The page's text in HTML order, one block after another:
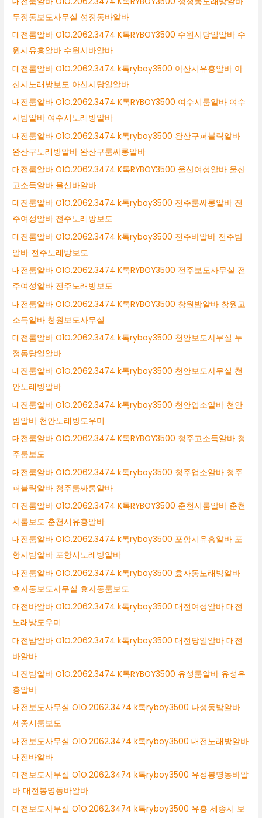
두정동보도사무실 성정동바알바
대전룸알바 O1O.2062.3474 K톡RYBOY3500 수원시당일알바 수
원시유흥알바 수원시바알바
대전룸알바 O1O.2062.3474 k톡ryboy3500 아산시유흥알바 아
산시노래방보도 아산시당일알바
대전룸알바 O1O.2062.3474 K톡RYBOY3500 여수시룸알바 여수
시밤알바 여수시노래방알바
대전룸알바 O1O.2062.3474 k톡ryboy3500 완산구퍼블릭알바
완산구노래방알바 완산구룸싸롱알바
대전룸알바 O1O.2062.3474 K톡RYBOY3500 울산여성알바 울산
고소득알바 울산바알바
대전룸알바 O1O.2062.3474 k톡ryboy3500 전주룸싸롱알바 전
주여성알바 전주노래방보도
대전룸알바 O1O.2062.3474 k톡ryboy3500 전주바알바 전주밤
알바 전주노래방보도
대전룸알바 O1O.2062.3474 K톡RYBOY3500 전주보도사무실 전
주여성알바 전주노래방보도
대전룸알바 O1O.2062.3474 K톡RYBOY3500 창원밤알바 창원고
소득알바 창원보도사무실
대전룸알바 O1O.2062.3474 k톡ryboy3500 천안보도사무실 두
정동당일알바
대전룸알바 O1O.2062.3474 k톡ryboy3500 천안보도사무실 천
안노래방알바
대전룸알바 O1O.2062.3474 k톡ryboy3500 천안업소알바 천안
밤알바 천안노래방도우미
대전룸알바 O1O.2062.3474 K톡RYBOY3500 청주고소득알바 청
주룸보도
대전룸알바 O1O.2062.3474 k톡ryboy3500 청주업소알바 청주
퍼블릭알바 청주룸싸롱알바
대전룸알바 O1O.2062.3474 K톡RYBOY3500 춘천시룸알바 춘천
시룸보도 춘천시유흥알바
대전룸알바 O1O.2062.3474 k톡ryboy3500 포항시유흥알바 포
항시밤알바 포항시노래방알바
대전룸알바 O1O.2062.3474 k톡ryboy3500 효자동노래방알바
효자동보도사무실 효자동룸보도
대전바알바 O1O.2062.3474 k톡ryboy3500 대전여성알바 대전
노래방도우미
대전밤알바 O1O.2062.3474 k톡ryboy3500 대전당일알바 대전
바알바
대전밤알바 O1O.2062.3474 K톡RYBOY3500 유성룸알바 유성유
흥알바
대전보도사무실 O1O.2062.3474 k톡ryboy3500 나성동밤알바
세종시룸보도
대전보도사무실 O1O.2062.3474 k톡ryboy3500 대전노래방알바
대전바알바
대전보도사무실 O1O.2062.3474 k톡ryboy3500 유성봉명동바알
바 대전봉명동바알바
대전보도사무실 O1O.2062.3474 k톡ryboy3500 유흥 세종시 보